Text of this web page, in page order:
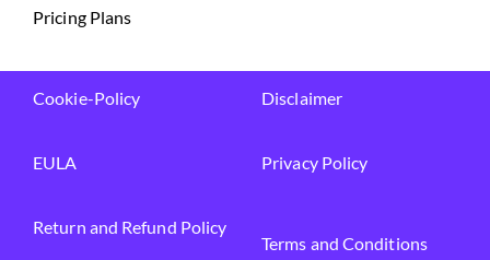
Pricing Plans
Cookie-Policy Disclaimer
EULA Privacy Policy
Return and Refund Policy
Terms and Conditions